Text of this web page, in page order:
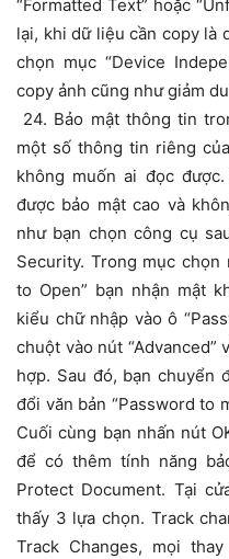
“Formatted Text” hoặc
lại, khi dữ liệu cần copy là
chọn mục “Device
copy ảnh cũng như giảm
24. Bảo mật thông tin
một số thông tin riêng
không muốn ai đọc
được bảo mật cao và
như bạn chọn công cụ
Security. Trong mục chọn
to Open” bạn nhận mật
kiểu chữ nhập vào ô
chuột vào nút
hợp. Sau đó, bạn chuyển
đổi văn bản “Password to
Cuối cùng bạn nhấn nút
để có thêm tính năng
Protect Document. Tại
thấy 3 lựa chọn. Track
Track Changes, mọi